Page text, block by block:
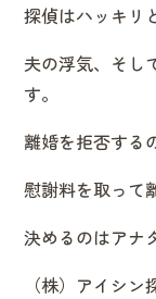
探偵はハッキリ
夫の浮気、そし
す。
離婚を拒否する
慰謝料を取って
決めるのはアナ
（株）アイシン